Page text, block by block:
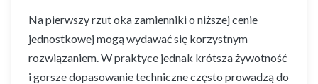
Na pierwszy rzut oka zamienniki o niższej cenie
jednostkowej mogą wydawać się korzystnym
rozwiązaniem. W praktyce jednak krótsza żywotność
i gorsze dopasowanie techniczne często prowadzą do